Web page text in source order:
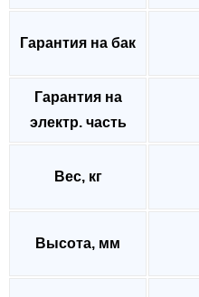
Гарантия на бак
Гарантия на
электр. часть
Вес, кг
Высота, мм